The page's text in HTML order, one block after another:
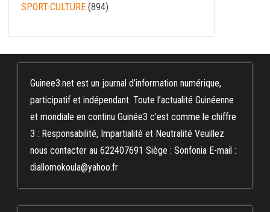
SPORT-CULTURE (894)
Guinee3.net est un journal d’information numérique,
participatif et indépendant. Toute l’actualité Guinéenne
et mondiale en continu Guinée3 c’est comme le chiffre
3 : Responsabilité, Impartialité et Neutralité Veuillez
nous contacter au 622407691 Siège : Sonfonia E-mail :
diallomokoula@yahoo.fr